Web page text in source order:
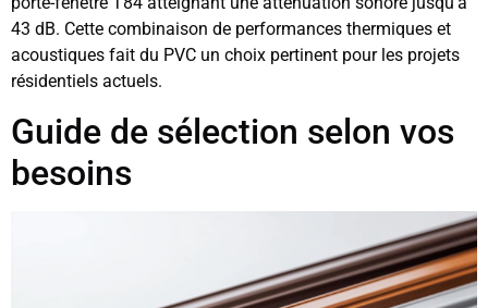
43 dB. Cette combinaison de performances thermiques et
acoustiques fait du PVC un choix pertinent pour les projets
résidentiels actuels.
Guide de sélection selon vos
besoins